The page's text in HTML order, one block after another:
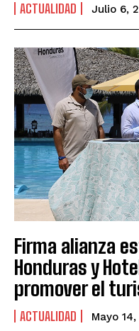
ACTUALIDAD Julio 6,
Firma alianza
Honduras y
promover el
ACTUALIDAD Mayo 14,